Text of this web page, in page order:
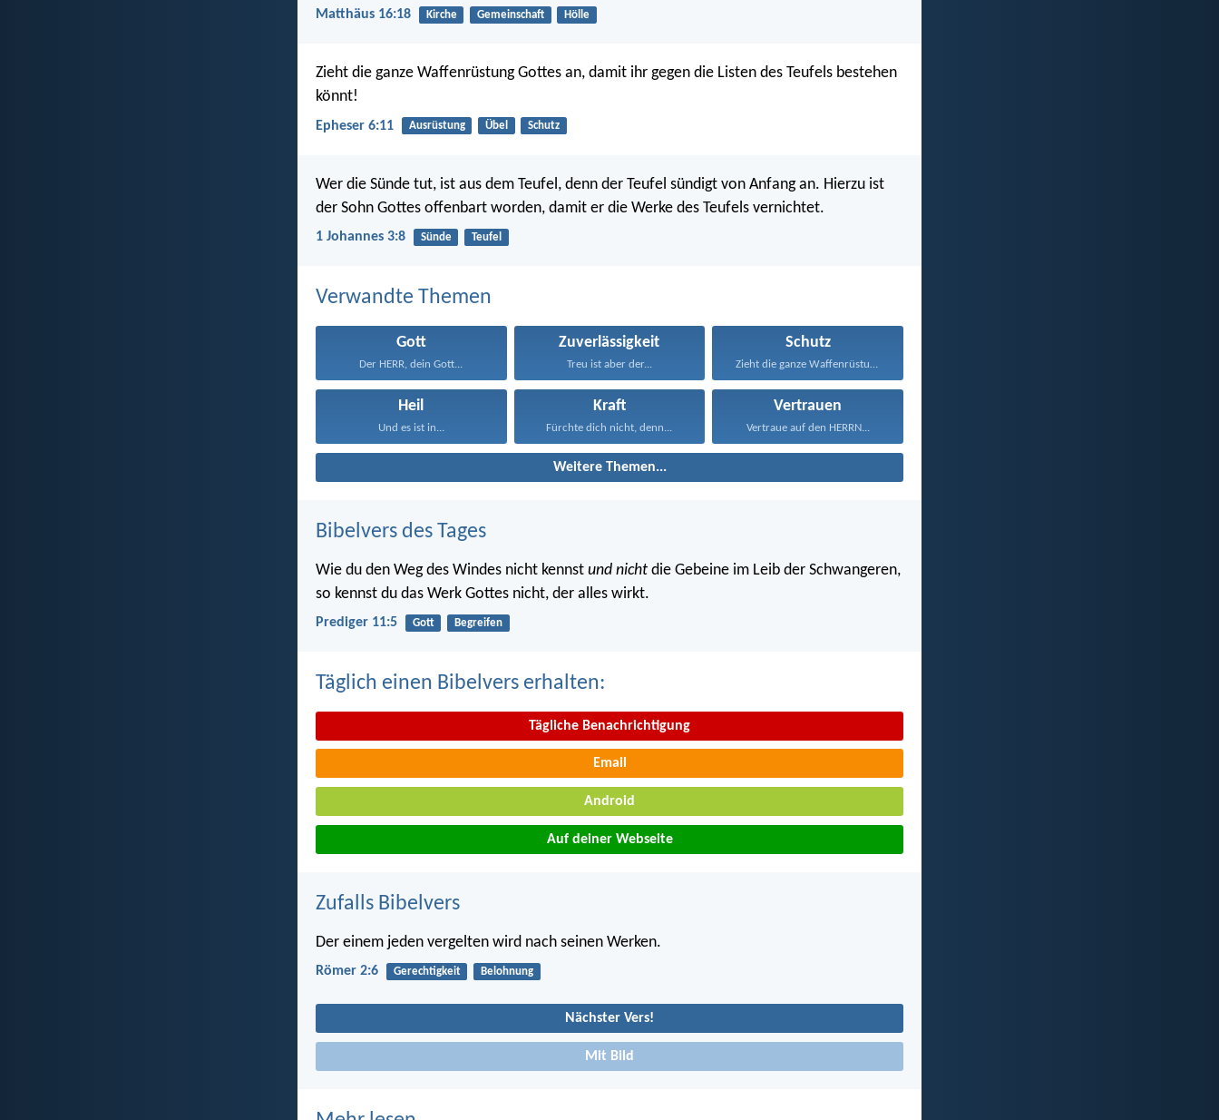
Matthäus 16:18 Kirche Gemeinschaft Hölle
Zieht die ganze Waffenrüstung Gottes an, damit ihr gegen die Listen des Teufels bestehen
könnt!
Epheser 6:11 Ausrüstung Übel Schutz
Wer die Sünde tut, ist aus dem Teufel, denn der Teufel sündigt von Anfang an. Hierzu ist
der Sohn Gottes offenbart worden, damit er die Werke des Teufels vernichtet.
1 Johannes 3:8 Sünde Teufel
Verwandte Themen
Gott
Der HERR, dein Gott...
Zuverlässigkeit
Treu ist aber der...
Schutz
Zieht die ganze Waffenrüstung...
Heil
Und es ist in...
Kraft
Fürchte dich nicht, denn...
Vertrauen
Vertraue auf den HERRN...
Weitere Themen...
Bibelvers des Tages
Wie du den Weg des Windes nicht kennst und nicht die Gebeine im Leib der Schwangeren,
so kennst du das Werk Gottes nicht, der alles wirkt.
Prediger 11:5 Gott Begreifen
Täglich einen Bibelvers erhalten:
Tägliche Benachrichtigung
Email
Android
Auf deiner Webseite
Zufalls Bibelvers
Der einem jeden vergelten wird nach seinen Werken.
Römer 2:6 Gerechtigkeit Belohnung
Nächster Vers!
Mit Bild